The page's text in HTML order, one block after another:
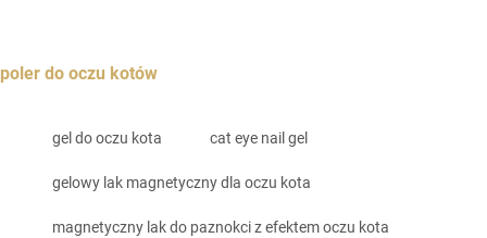
poler do oczu kotów
gel do oczu kota cat eye nail gel
gelowy lak magnetyczny dla oczu kota
magnetyczny lak do paznokci z efektem oczu kota